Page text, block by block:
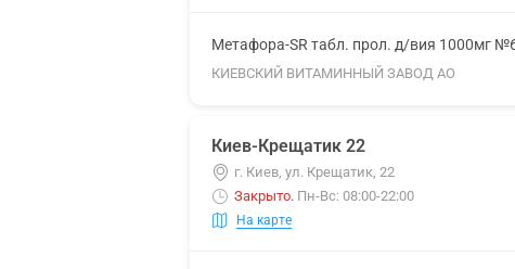
Метафора-SR табл. прол. д/вия 1000мг
КИЕВСКИЙ ВИТАМИННЫЙ ЗАВОД АО
Киев-Крещатик 22
г. Киев, ул. Крещатик, 22
Закрыто. Пн-Вс: 08:00-22:00
На карте